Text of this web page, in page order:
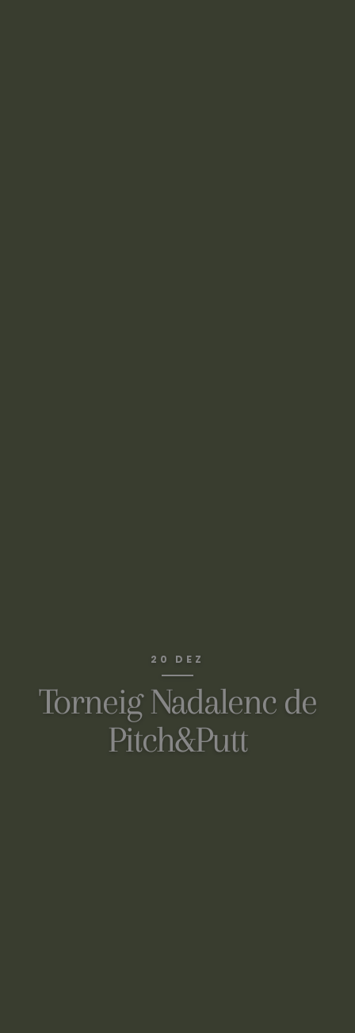
20 DEZ
Torneig Nadalenc de
Pitch&Putt